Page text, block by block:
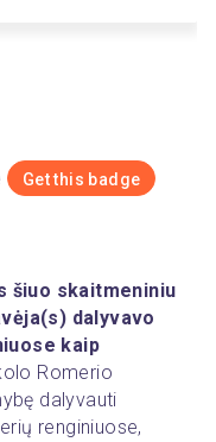
Get this badge
šiuo skaitmeniniu
dalyvavo
kaip
Romerio
dalyvauti
renginiuose,